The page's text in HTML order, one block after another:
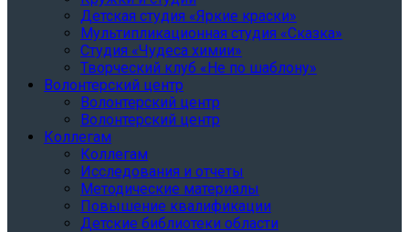
Детская студия «Яркие краски»
Мультипликационная студия «Сказка»
Студия «Чудеса химии»
Творческий клуб «Не по шаблону»
Волонтерский центр
Волонтерский центр
Волонтерский центр
Коллегам
Коллегам
Исследования и отчеты
Методические материалы
Повышение квалификации
Детские библиотеки области